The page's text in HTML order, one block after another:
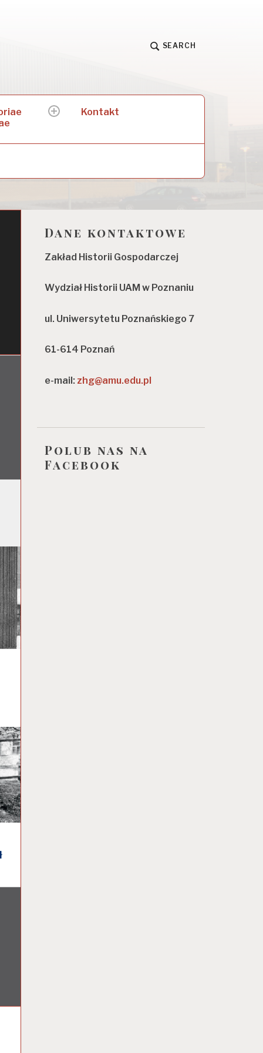
SEARCH
expandKontakt
Dane kontaktowe
Zakład Historii Gospodarczej
Wydział Historii UAM w Poznaniu
ul. Uniwersytetu Poznańskiego 7
61-614 Poznań
e-mail: zhg@amu.edu.pl
Polub nas na
Facebook